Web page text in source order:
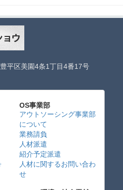
平区美園4条1丁目4番17号
OS事業部
アウトソーシング事業部
について
業務請負
人材派遣
紹介予定派遣
人材に関するお問い合わ
せ